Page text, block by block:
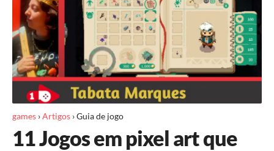
games ›Artigos ›Guia de jogo
11 Jogos em pixel art que